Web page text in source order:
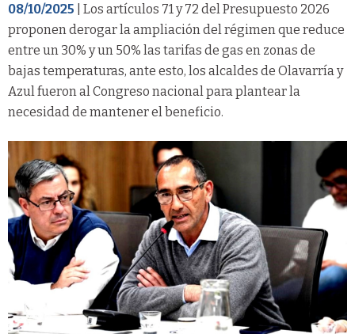
08/10/2025 | Los artículos 71 y 72 del Presupuesto 2026
proponen derogar la ampliación del régimen que reduce
entre un 30% y un 50% las tarifas de gas en zonas de
bajas temperaturas, ante esto, los alcaldes de Olavarría y
Azul fueron al Congreso nacional para plantear la
necesidad de mantener el beneficio.